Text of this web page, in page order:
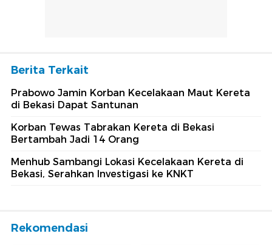
Berita Terkait
Prabowo Jamin Korban Kecelakaan Maut Kereta
di Bekasi Dapat Santunan
Korban Tewas Tabrakan Kereta di Bekasi
Bertambah Jadi 14 Orang
Menhub Sambangi Lokasi Kecelakaan Kereta di
Bekasi, Serahkan Investigasi ke KNKT
Rekomendasi